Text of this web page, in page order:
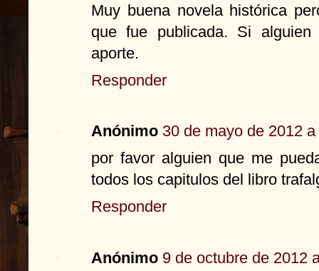
Muy buena novela histórica
que fue publicada. Si
aporte.
Responder
Anónimo 30 de mayo de 2012
por favor alguien que me
todos los capitulos del libro
Responder
Anónimo 9 de octubre de 2012